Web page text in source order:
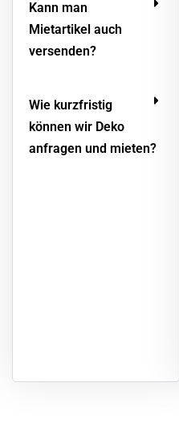
Kann man
Mietartikel auch
versenden?
Wie kurzfristig
können wir Deko
anfragen und mieten?